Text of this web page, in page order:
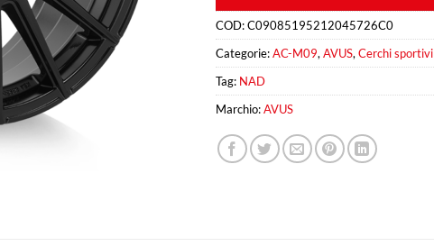
COD:C09085195212045726C0
Categorie:AC-M09, AVUS, Cerchi sportivi
Tag: NAD
Marchio:AVUS